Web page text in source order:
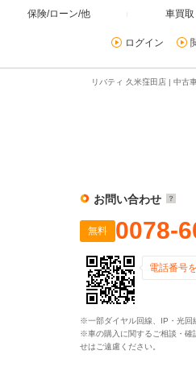
保険/ローン/他 車買取
ログイン
リバティ 久米窪田店 | 中古
お問い合わせ
無料 0078-
電話番号
※一部ダイヤル回線、IP・光回
※車の購入に関するご相談・確
せはご遠慮ください。